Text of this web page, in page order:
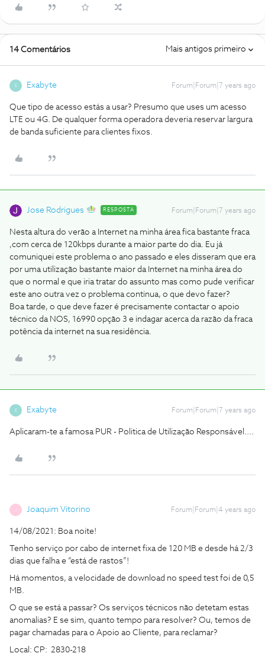
14 Comentários Mais antigos primeiro
E Exabyte Forum|Forum|7 years ago
Que tipo de acesso estás a usar? Presumo que uses um acesso
LTE ou 4G. De qualquer forma operadora deveria reservar largura
de banda suficiente para clientes fixos.
Jose Rodrigues RESPOSTA Forum|Forum|7 years ago
Nesta altura do verão a Internet na minha área fica bastante fraca
,com cerca de 120kbps durante a maior parte do dia. Eu já
comuniquei este problema o ano passado e eles disseram que era
por uma utilização bastante maior da Internet na minha área do
que o normal e que iria tratar do assunto mas como pude verificar
este ano outra vez o problema continua, o que devo fazer?
Boa tarde, o que deve fazer é precisamente contactar o apoio
técnico da NOS, 16990 opção 3 e indagar acerca da razão da fraca
potência da internet na sua residência.
E Exabyte Forum|Forum|7 years ago
Aplicaram-te a famosa PUR - Politica de Utilização Responsável....
Joaquim Vitorino Forum|Forum|4 years ago
14/08/2021: Boa noite!
Tenho serviço por cabo de internet fixa de 120 MB e desde há 2/3
dias que falha e “está de rastos”!
Há momentos, a velocidade de download no speed test foi de 0,5
MB.
O que se está a passar? Os serviços técnicos não detetam estas
anomalias? E se sim, quanto tempo para resolver? Ou, temos de
pagar chamadas para o Apoio ao Cliente, para reclamar?
Local: CP: 2830-218